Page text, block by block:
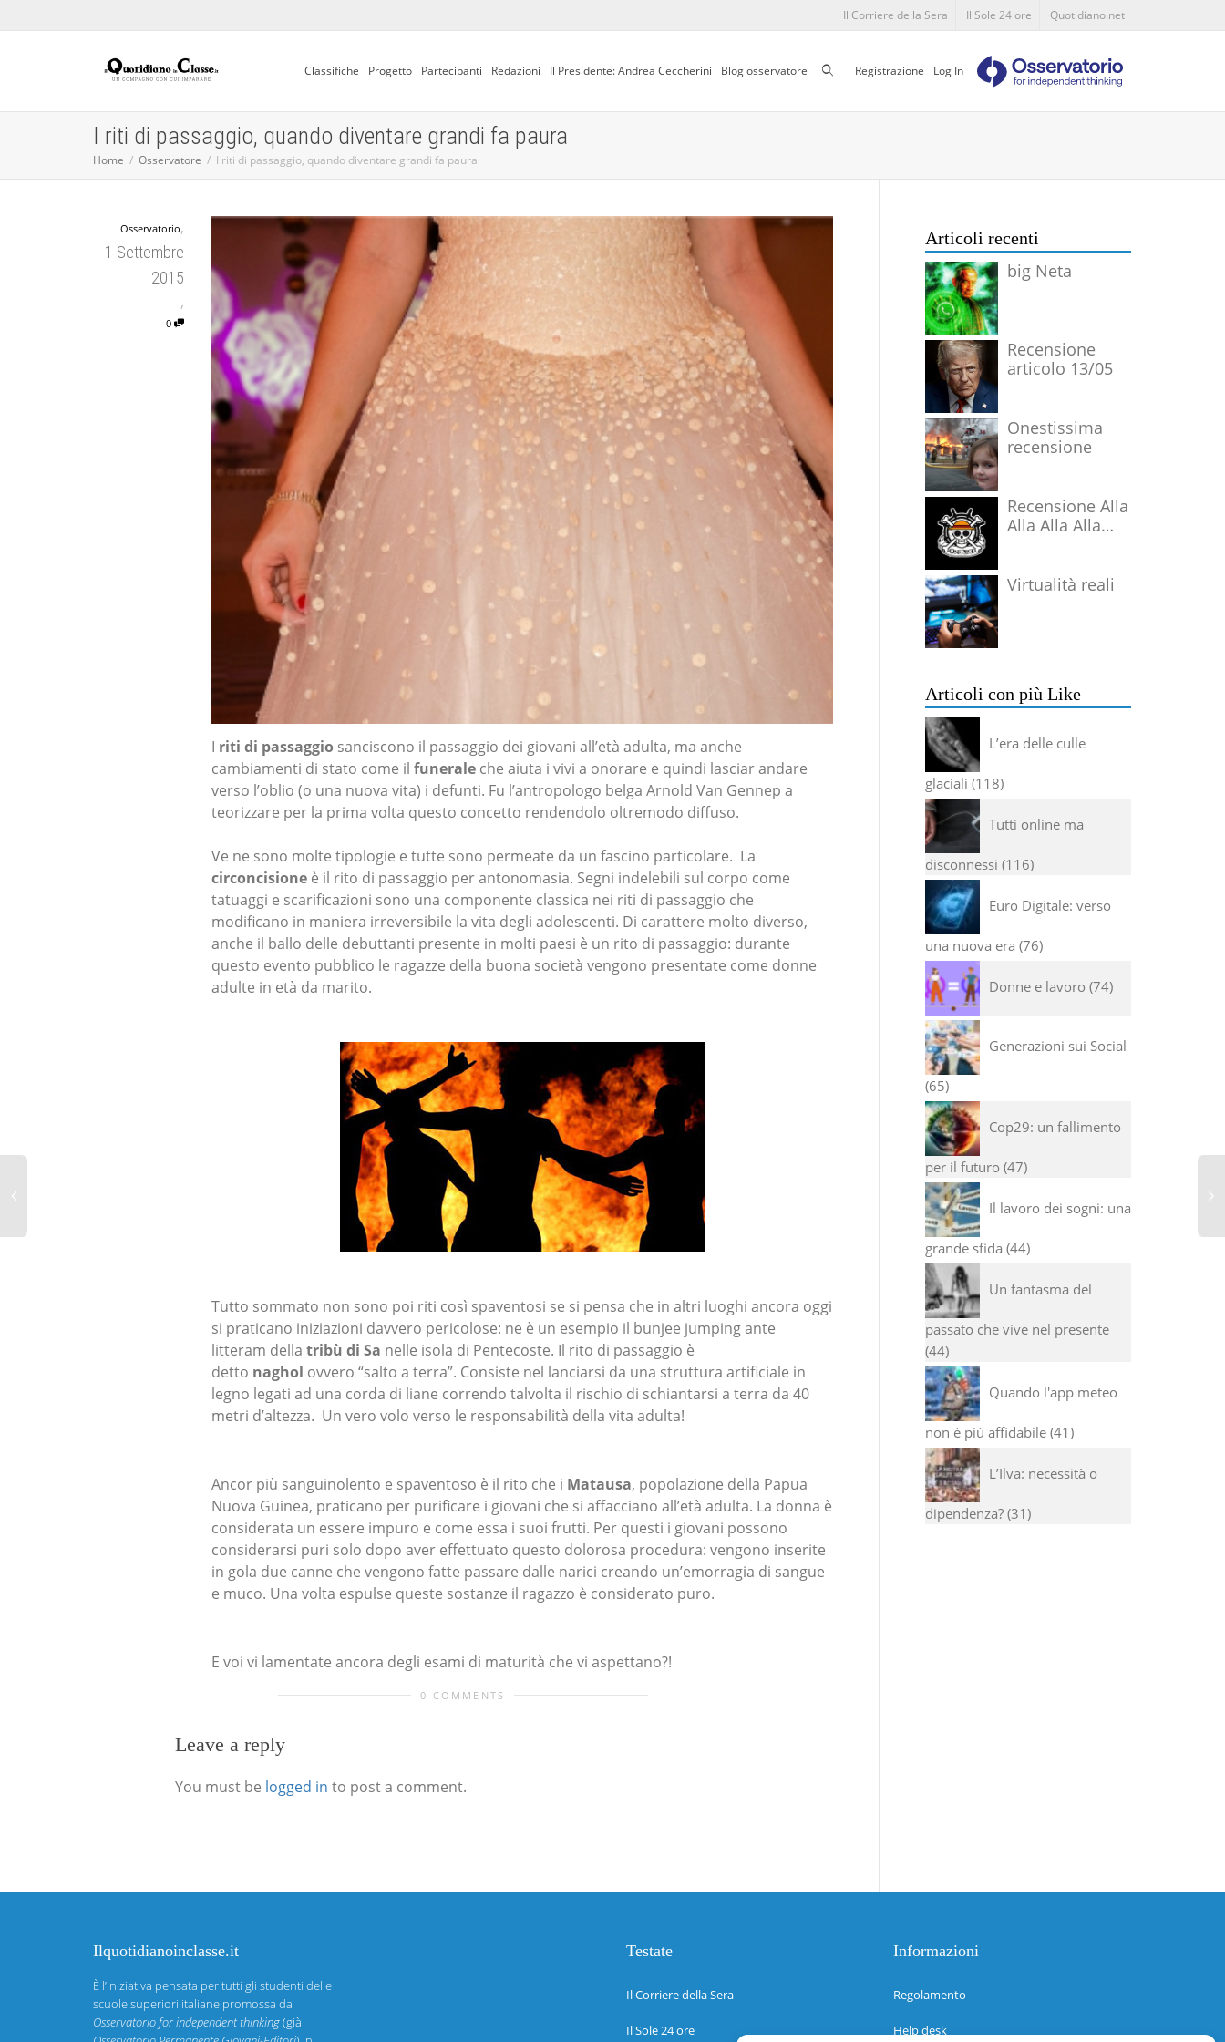
Il Corriere della Sera Il Sole 24 ore Quotidiano.net
Classifiche Progetto Partecipanti Redazioni Il Presidente: Andrea Ceccherini Blog osservatore CercaRegistrazione Log In
I riti di passaggio, quando diventare grandi fa paura
Home Osservatore I riti di passaggio, quando diventare grandi fa paura
Osservatorio,
1 Settembre
2015
,
0
I riti di passaggio sanciscono il passaggio dei giovani all’età adulta, ma anche
cambiamenti di stato come il funerale che aiuta i vivi a onorare e quindi lasciar andare
verso l’oblio (o una nuova vita) i defunti. Fu l’antropologo belga Arnold Van Gennep a
teorizzare per la prima volta questo concetto rendendolo oltremodo diffuso.
Ve ne sono molte tipologie e tutte sono permeate da un fascino particolare. La
circoncisione è il rito di passaggio per antonomasia. Segni indelebili sul corpo come
tatuaggi e scarificazioni sono una componente classica nei riti di passaggio che
modificano in maniera irreversibile la vita degli adolescenti. Di carattere molto diverso,
anche il ballo delle debuttanti presente in molti paesi è un rito di passaggio: durante
questo evento pubblico le ragazze della buona società vengono presentate come donne
adulte in età da marito.
Tutto sommato non sono poi riti così spaventosi se si pensa che in altri luoghi ancora oggi
si praticano iniziazioni davvero pericolose: ne è un esempio il bunjee jumping ante
litteram della tribù di Sa nelle isola di Pentecoste. Il rito di passaggio è
detto naghol ovvero “salto a terra”. Consiste nel lanciarsi da una struttura artificiale in
legno legati ad una corda di liane correndo talvolta il rischio di schiantarsi a terra da 40
metri d’altezza. Un vero volo verso le responsabilità della vita adulta!
Ancor più sanguinolento e spaventoso è il rito che i Matausa, popolazione della Papua
Nuova Guinea, praticano per purificare i giovani che si affacciano all’età adulta. La donna è
considerata un essere impuro e come essa i suoi frutti. Per questi i giovani possono
considerarsi puri solo dopo aver effettuato questo dolorosa procedura: vengono inserite
in gola due canne che vengono fatte passare dalle narici creando un’emorragia di sangue
e muco. Una volta espulse queste sostanze il ragazzo è considerato puro.
E voi vi lamentate ancora degli esami di maturità che vi aspettano?!
0 COMMENTS
Leave a reply
You must be logged in to post a comment.
Articoli recenti
big Neta
Recensione
articolo 13/05
Onestissima
recensione
Recensione Alla
Alla Alla Alla
Virtualità reali
Articoli con più Like
L’era delle culle
glaciali 118
Tutti online ma
disconnessi 116
Euro Digitale: verso
una nuova era 76
Donne e lavoro 74
Generazioni sui Social
65
Cop29: un fallimento
per il futuro 47
Il lavoro dei sogni: una
grande sfida 44
Un fantasma del
passato che vive nel presente
44
Quando l'app meteo
non è più affidabile 41
L’Ilva: necessità o
dipendenza? 31
Ilquotidianoinclasse.it
È l’iniziativa pensata per tutti gli studenti delle
scuole superiori italiane promossa da
Osservatorio for independent thinking(già
Testate
Il Corriere della Sera
Il Sole 24 ore
Informazioni
Regolamento
Help desk